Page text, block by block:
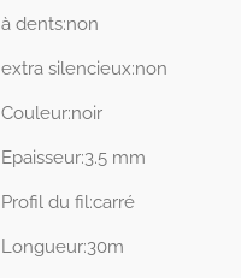
à dents:non
extra silencieux:non
Couleur:noir
Epaisseur:3.5 mm
Profil du fil:carré
Longueur:30m